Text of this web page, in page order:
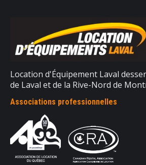
Location d'Équipement Laval
de Laval et de la Rive-Nord de
Associations professionnelles